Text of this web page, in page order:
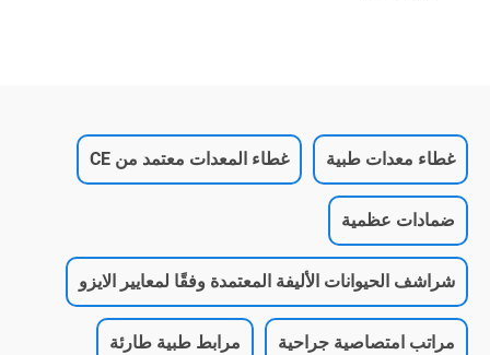
غطاء معدات طبية غطاء المعدات معتمد من CE
ضمادات عظمية
شراشف الحيوانات الأليفة المعتمدة وفقًا لمعايير الايزو
مراتب امتصاصية جراحية مرابط طبية طارئة